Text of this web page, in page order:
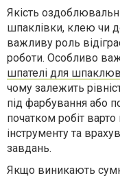
Якість
шпаклівки, клею чи
важливу роль
роботи. Особливо
шпателі для
чому залежить
під фарбування або
початком робіт
інструменту та
завдань.
Якщо виникають